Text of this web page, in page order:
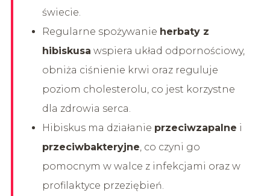
świecie.
Regularne spożywanie herbaty z
hibiskusa wspiera układ odpornościowy,
obniża ciśnienie krwi oraz reguluje
poziom cholesterolu, co jest korzystne
dla zdrowia serca.
Hibiskus ma działanie przeciwzapalne i
przeciwbakteryjne, co czyni go
pomocnym w walce z infekcjami oraz w
profilaktyce przeziębień.